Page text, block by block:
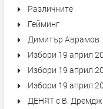
Различните
Гейминг
Димитър Аврамов
Избори 19 април
Избори 19 април
Избори 19 април
ДЕНЯТ с В.